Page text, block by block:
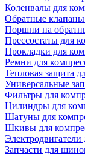
Коленвалы для
Обратные клапаны
Поршни на
Прессостаты для
Прокладки для
Ремни для
Тепловая защита
Универсальные
Фильтры для
Цилиндры для
Шатуны для
Шкивы для
Электродвигатели
Запчасти для